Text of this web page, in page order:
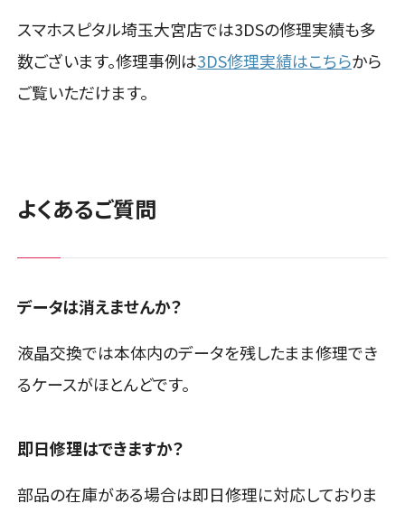
スマホスピタル埼玉大宮店では3DSの修理実績も多
数ございます。修理事例は3DS修理実績はこちらから
ご覧いただけます。
よくあるご質問
データは消えませんか？
液晶交換では本体内のデータを残したまま修理でき
るケースがほとんどです。
即日修理はできますか？
部品の在庫がある場合は即日修理に対応しておりま